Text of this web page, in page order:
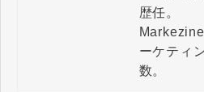
歴任。
ーケティ
数。